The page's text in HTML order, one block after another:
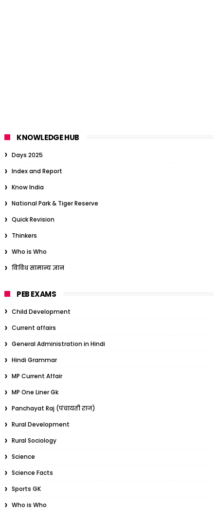
KNOWLEDGE HUB
Days 2025
Index and Report
Know India
National Park & Tiger Reserve
Quick Revision
Thinkers
Who is Who
विविध सामान्य ज्ञान
PEB EXAMS
Child Development
Current affairs
General Administration in Hindi
Hindi Grammar
MP Current Affair
MP One Liner Gk
Panchayat Raj (पंचायती राज)
Rural Development
Rural Sociology
Science
Science Facts
Sports GK
Who is Who